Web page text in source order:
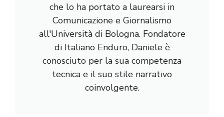
che lo ha portato a laurearsi in
Comunicazione e Giornalismo
all'Università di Bologna. Fondatore
di Italiano Enduro, Daniele è
conosciuto per la sua competenza
tecnica e il suo stile narrativo
coinvolgente.